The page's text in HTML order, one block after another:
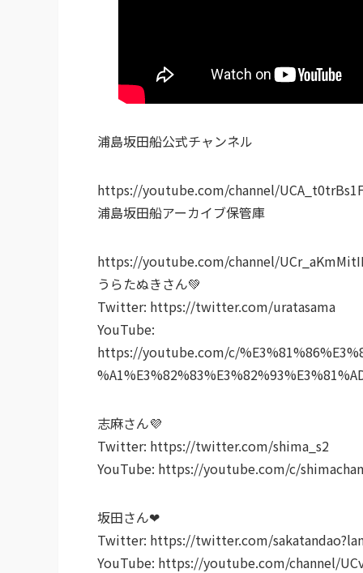
浦島坂田船公式チャンネル
https://youtube.com/channel/
浦島坂田船アーカイブ保管庫
https://youtube.com/channel/
うらたぬきさん💚
Twitter: https://twitter.com/uratasama
YouTube:
https://youtube.com/c/
志麻さん💜
Twitter: https://twitter.com/shima_s2
YouTube: https://youtube.com/c/
坂田さん❤
Twitter: https://twitter.com/
YouTube: https://youtube.com/channel/